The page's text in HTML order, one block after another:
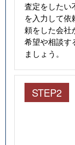
査定をしたい
を入力して依
頼をした会社
希望や相談す
ましょう。
STEP2